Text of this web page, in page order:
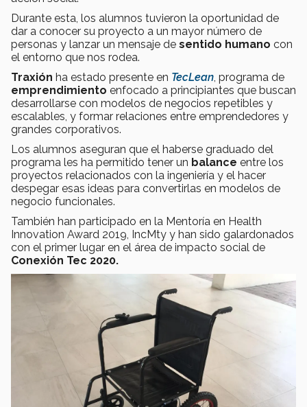
Durante esta, los alumnos tuvieron la oportunidad de
dar a conocer su proyecto a un mayor número de
personas y lanzar un mensaje de sentido humano con
el entorno que nos rodea.
Traxión ha estado presente en TecLean , programa de
emprendimiento enfocado a principiantes que buscan
desarrollarse con modelos de negocios repetibles y
escalables, y formar relaciones entre emprendedores y
grandes corporativos.
Los alumnos aseguran que el haberse graduado del
programa les ha permitido tener un balance entre los
proyectos relacionados con la ingeniería y el hacer
despegar esas ideas para convertirlas en modelos de
negocio funcionales.
También han participado en la Mentoría en Health
Innovation Award 2019, IncMty y han sido galardonados
con el primer lugar en el área de impacto social de
Conexión Tec 2020.